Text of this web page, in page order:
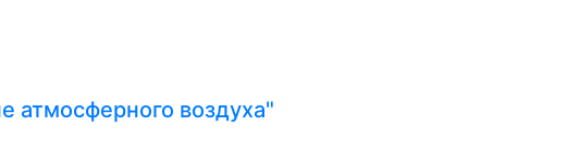
атмосферного воздуха"